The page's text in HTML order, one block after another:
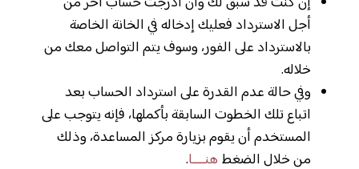
أجل الاسترداد فعليك إدخاله في الخانة الخاصة
بالاسترداد على الفور، وسوف يتم التواصل معك من
خلاله.
وفي حالة عدم القدرة على استرداد الحساب بعد
اتباع تلك الخطوت السابقة بأكملها، فإنه يتوجب على
المستخدم أن يقوم بزيارة مركز المساعدة، وذلك
من خلال الضغط هنــــا.